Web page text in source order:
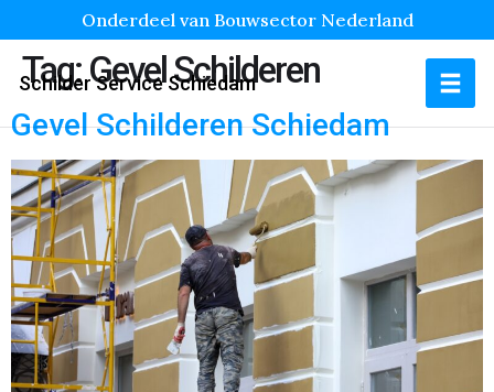
Onderdeel van Bouwsector Nederland
Schilder Service Schiedam
Tag:Gevel Schilderen
Gevel Schilderen Schiedam